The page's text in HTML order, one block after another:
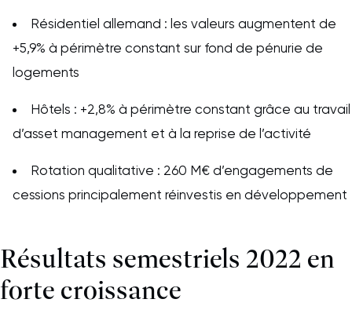
Résidentiel allemand : les valeurs augmentent de
+5,9% à périmètre constant sur fond de pénurie de
logements
Hôtels : +2,8% à périmètre constant grâce au travail
d’asset management et à la reprise de l’activité
Rotation qualitative : 260 M€ d’engagements de
cessions principalement réinvestis en développement
Résultats semestriels 2022 en
forte croissance